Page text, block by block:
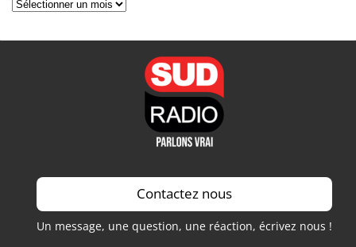
Archives
Contactez nous
Un message, une question, une réaction, écrivez nous !